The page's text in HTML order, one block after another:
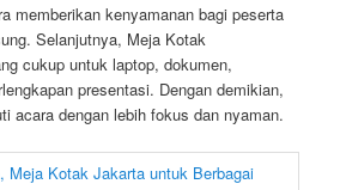
memberikan kenyamanan bagi peserta
Selanjutnya, Meja Kotak
cukup untuk laptop, dokumen,
presentasi. Dengan demikian,
acara dengan lebih fokus dan nyaman.